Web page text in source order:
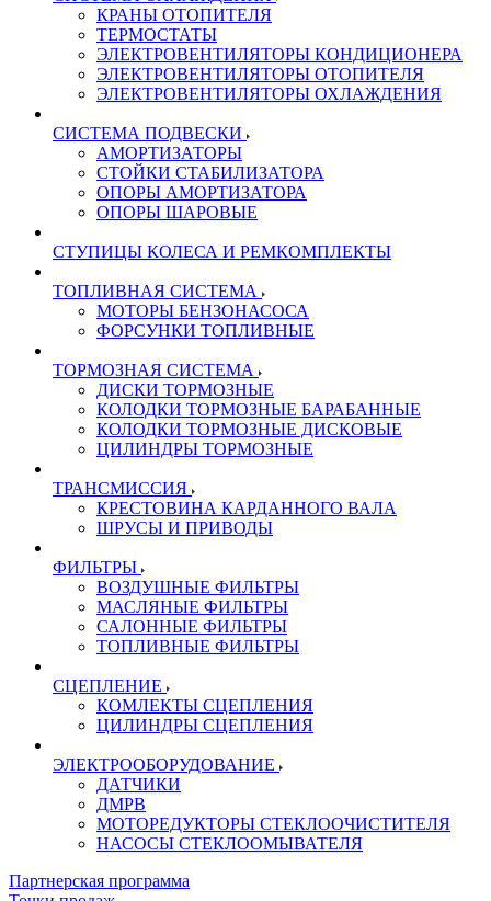
КРАНЫ ОТОПИТЕЛЯ
ТЕРМОСТАТЫ
ЭЛЕКТРОВЕНТИЛЯТОРЫ КОНДИЦИОНЕРА
ЭЛЕКТРОВЕНТИЛЯТОРЫ ОТОПИТЕЛЯ
ЭЛЕКТРОВЕНТИЛЯТОРЫ ОХЛАЖДЕНИЯ
СИСТЕМА ПОДВЕСКИ
АМОРТИЗАТОРЫ
СТОЙКИ СТАБИЛИЗАТОРА
ОПОРЫ АМОРТИЗАТОРА
ОПОРЫ ШАРОВЫЕ
СТУПИЦЫ КОЛЕСА И РЕМКОМПЛЕКТЫ
ТОПЛИВНАЯ СИСТЕМА
МОТОРЫ БЕНЗОНАСОСА
ФОРСУНКИ ТОПЛИВНЫЕ
ТОРМОЗНАЯ СИСТЕМА
ДИСКИ ТОРМОЗНЫЕ
КОЛОДКИ ТОРМОЗНЫЕ БАРАБАННЫЕ
КОЛОДКИ ТОРМОЗНЫЕ ДИСКОВЫЕ
ЦИЛИНДРЫ ТОРМОЗНЫЕ
ТРАНСМИССИЯ
КРЕСТОВИНА КАРДАННОГО ВАЛА
ШРУСЫ И ПРИВОДЫ
ФИЛЬТРЫ
ВОЗДУШНЫЕ ФИЛЬТРЫ
МАСЛЯНЫЕ ФИЛЬТРЫ
САЛОННЫЕ ФИЛЬТРЫ
ТОПЛИВНЫЕ ФИЛЬТРЫ
СЦЕПЛЕНИЕ
КОМЛЕКТЫ СЦЕПЛЕНИЯ
ЦИЛИНДРЫ СЦЕПЛЕНИЯ
ЭЛЕКТРООБОРУДОВАНИЕ
ДАТЧИКИ
ДМРВ
МОТОРЕДУКТОРЫ СТЕКЛООЧИСТИТЕЛЯ
НАСОСЫ СТЕКЛООМЫВАТЕЛЯ
Партнерская программа